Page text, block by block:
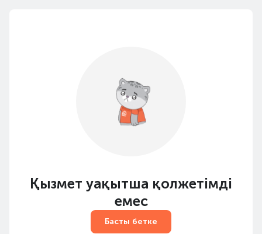
Қызмет уақытша қолжетімді
емес
Басты бетке